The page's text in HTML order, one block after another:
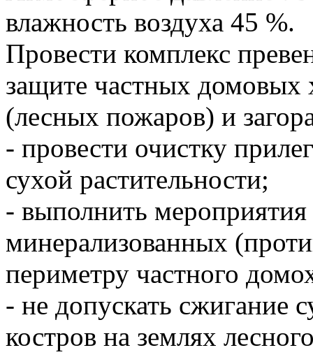
влажность воздуха 45 %.
Провести комплекс
защите частных домовых
(лесных пожаров) и
- провести очистку
сухой растительности;
- выполнить мероприятия
минерализованных
периметру частного
- не допускать сжигание
костров на землях